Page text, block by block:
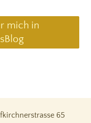
mich in
65